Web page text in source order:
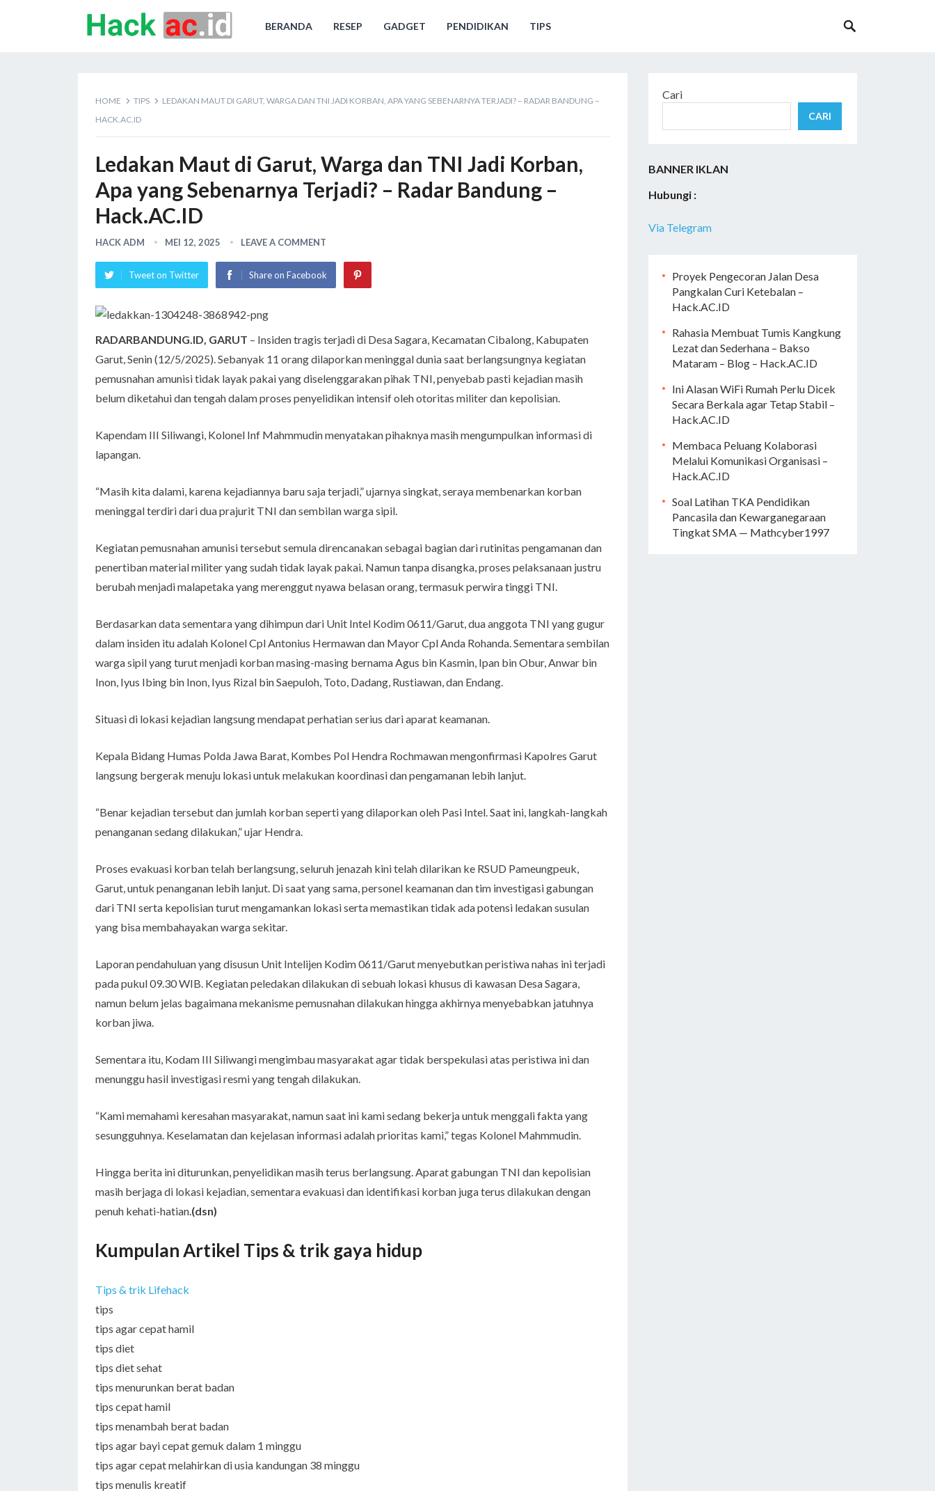
BERANDA RESEP GADGET PENDIDIKAN TIPS
HOME TIPS
LEDAKAN MAUT DI GARUT, WARGA DAN TNI JADI KORBAN, APA YANG SEBENARNYA TERJADI? – RADAR BANDUNG –
HACK.AC.ID
Ledakan Maut di Garut, Warga dan TNI Jadi Korban,
Apa yang Sebenarnya Terjadi? – Radar Bandung –
Hack.AC.ID
HACK ADM MEI 12, 2025 LEAVE A COMMENT
Tweet on Twitter Share on Facebook
RADARBANDUNG.ID, GARUT – Insiden tragis terjadi di Desa Sagara, Kecamatan Cibalong, Kabupaten
Garut, Senin (12/5/2025). Sebanyak 11 orang dilaporkan meninggal dunia saat berlangsungnya kegiatan
pemusnahan amunisi tidak layak pakai yang diselenggarakan pihak TNI, penyebab pasti kejadian masih
belum diketahui dan tengah dalam proses penyelidikan intensif oleh otoritas militer dan kepolisian.
Kapendam III Siliwangi, Kolonel Inf Mahmmudin menyatakan pihaknya masih mengumpulkan informasi di
lapangan.
“Masih kita dalami, karena kejadiannya baru saja terjadi,” ujarnya singkat, seraya membenarkan korban
meninggal terdiri dari dua prajurit TNI dan sembilan warga sipil.
Kegiatan pemusnahan amunisi tersebut semula direncanakan sebagai bagian dari rutinitas pengamanan dan
penertiban material militer yang sudah tidak layak pakai. Namun tanpa disangka, proses pelaksanaan justru
berubah menjadi malapetaka yang merenggut nyawa belasan orang, termasuk perwira tinggi TNI.
Berdasarkan data sementara yang dihimpun dari Unit Intel Kodim 0611/Garut, dua anggota TNI yang gugur
dalam insiden itu adalah Kolonel Cpl Antonius Hermawan dan Mayor Cpl Anda Rohanda. Sementara sembilan
warga sipil yang turut menjadi korban masing-masing bernama Agus bin Kasmin, Ipan bin Obur, Anwar bin
Inon, Iyus Ibing bin Inon, Iyus Rizal bin Saepuloh, Toto, Dadang, Rustiawan, dan Endang.
Situasi di lokasi kejadian langsung mendapat perhatian serius dari aparat keamanan.
Kepala Bidang Humas Polda Jawa Barat, Kombes Pol Hendra Rochmawan mengonfirmasi Kapolres Garut
langsung bergerak menuju lokasi untuk melakukan koordinasi dan pengamanan lebih lanjut.
“Benar kejadian tersebut dan jumlah korban seperti yang dilaporkan oleh Pasi Intel. Saat ini, langkah-langkah
penanganan sedang dilakukan,” ujar Hendra.
Proses evakuasi korban telah berlangsung, seluruh jenazah kini telah dilarikan ke RSUD Pameungpeuk,
Garut, untuk penanganan lebih lanjut. Di saat yang sama, personel keamanan dan tim investigasi gabungan
dari TNI serta kepolisian turut mengamankan lokasi serta memastikan tidak ada potensi ledakan susulan
yang bisa membahayakan warga sekitar.
Laporan pendahuluan yang disusun Unit Intelijen Kodim 0611/Garut menyebutkan peristiwa nahas ini terjadi
pada pukul 09.30 WIB. Kegiatan peledakan dilakukan di sebuah lokasi khusus di kawasan Desa Sagara,
namun belum jelas bagaimana mekanisme pemusnahan dilakukan hingga akhirnya menyebabkan jatuhnya
korban jiwa.
Sementara itu, Kodam III Siliwangi mengimbau masyarakat agar tidak berspekulasi atas peristiwa ini dan
menunggu hasil investigasi resmi yang tengah dilakukan.
“Kami memahami keresahan masyarakat, namun saat ini kami sedang bekerja untuk menggali fakta yang
sesungguhnya. Keselamatan dan kejelasan informasi adalah prioritas kami,” tegas Kolonel Mahmmudin.
Hingga berita ini diturunkan, penyelidikan masih terus berlangsung. Aparat gabungan TNI dan kepolisian
masih berjaga di lokasi kejadian, sementara evakuasi dan identifikasi korban juga terus dilakukan dengan
penuh kehati-hatian.(dsn)
Kumpulan Artikel Tips & trik gaya hidup
Tips & trik Lifehack
tips
tips agar cepat hamil
tips diet
tips diet sehat
tips menurunkan berat badan
tips cepat hamil
tips menambah berat badan
tips agar bayi cepat gemuk dalam 1 minggu
tips agar cepat melahirkan di usia kandungan 38 minggu
tips menulis kreatif
Cari
CARI
BANNER IKLAN
Hubungi :
Via Telegram
Proyek Pengecoran Jalan Desa
Pangkalan Curi Ketebalan –
Hack.AC.ID
Rahasia Membuat Tumis Kangkung
Lezat dan Sederhana – Bakso
Mataram – Blog – Hack.AC.ID
Ini Alasan WiFi Rumah Perlu Dicek
Secara Berkala agar Tetap Stabil –
Hack.AC.ID
Membaca Peluang Kolaborasi
Melalui Komunikasi Organisasi –
Hack.AC.ID
Soal Latihan TKA Pendidikan
Pancasila dan Kewarganegaraan
Tingkat SMA — Mathcyber1997